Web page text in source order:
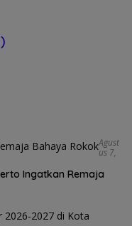
Agust
Us 7,
Ingatkan Remaja